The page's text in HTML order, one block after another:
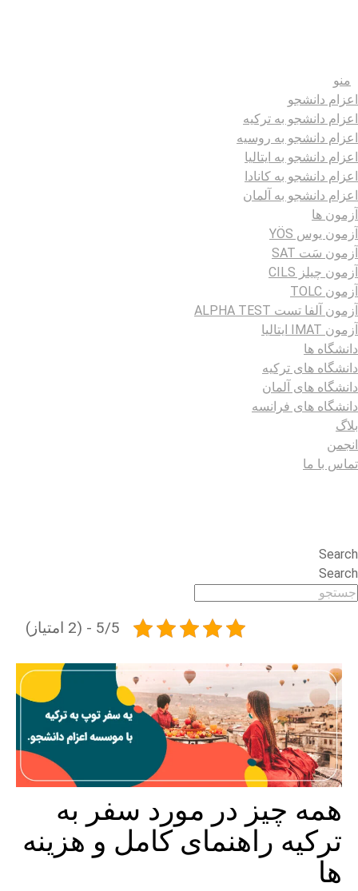
منو
اعزام دانشجو
اعزام دانشجو به ترکیه
اعزام دانشجو به روسیه
اعزام دانشجو به ایتالیا
اعزام دانشجو به کانادا
اعزام دانشجو به آلمان
آزمون ها
آزمون یوس YÖS
آزمون سَت SAT
آزمون چیلز CILS‌
آزمون TOLC
آزمون آلفا تست ALPHA TEST
آزمون IMAT ایتالیا
دانشگاه ها
دانشگاه های ترکیه
دانشگاه های آلمان
دانشگاه های فرانسه
بلاگ
انجمن
تماس با ما
Search
Search
5/5 - (2 امتیاز)
همه چیز در مورد سفر به
ترکیه راهنمای کامل و هزینه
ها